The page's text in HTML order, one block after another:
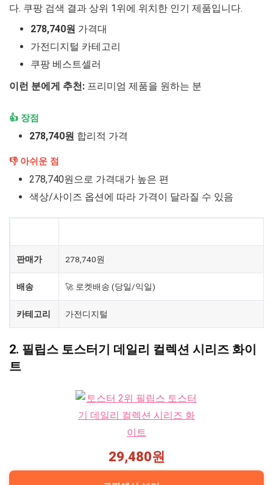
다. 쿠팡 검색 결과 상위 1위에 위치한 인기 제품입니다.
278,740원 가격대
가전디지털 카테고리
쿠팡 베스트셀러
이런 분에게 추천: 프리미엄 제품을 원하는 분
👍 장점
278,740원 합리적 가격
👎 아쉬운 점
278,740원으로 가격대가 높은 편
색상/사이즈 옵션에 따라 가격이 달라질 수 있음
판매가 278,740원
배송 🚀 로켓배송 (당일/익일)
카테고리 가전디지털
2. 필립스 토스터기 데일리 컬렉션 시리즈 화이
트
29,480원